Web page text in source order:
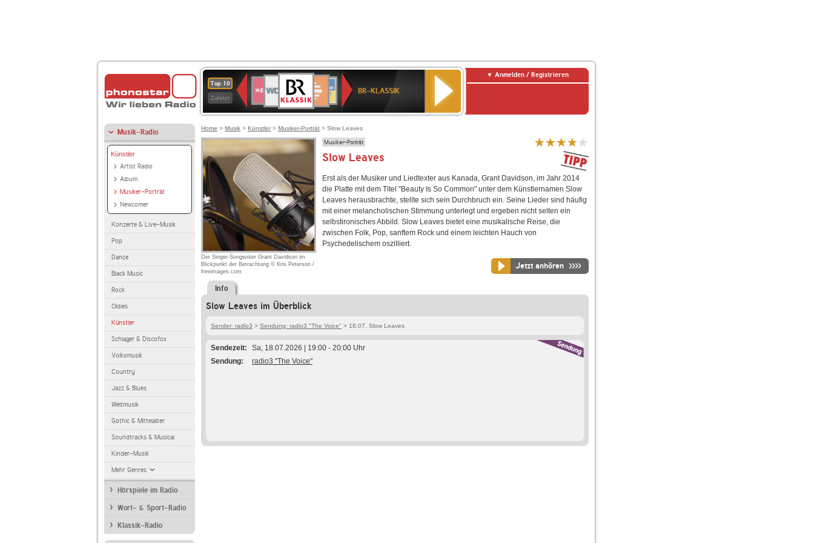
Top 10
Zuletzt
Deutschlandfunk
80er
90er
OLDIE
ANTENNE
4
BR-
KLASSIK
Deutschlandfunk
Kultur
ANTENNE
BAYERN
SWR
Kultur
NDR
2
BR-KLASSIK
Anmelden / Registrieren
Musik-Radio
Künstler
Artist Radio
Album
Musiker-Porträt
Newcomer
Konzerte & Live-Musik
Pop
Dance
Black Music
Rock
Oldies
Künstler
Schlager & Discofox
Volksmusik
Country
Jazz & Blues
Weltmusik
Gothic & Mittelalter
Soundtracks & Musical
Kinder-Musik
Mehr Genres
Hörspiele im Radio
Wort- & Sport-Radio
Klassik-Radio
Home > Musik > Künstler > Musiker-Porträt > Slow Leaves
Der Singer-Songwriter Grant Davidson im
Blickpunkt der Betrachtung © Kris Peterson /
freeimages.com
Musiker-Porträt
Slow Leaves
Erst als der Musiker und Liedtexter aus Kanada, Grant Davidson, im Jahr 2014
die Platte mit dem Titel "Beauty Is So Common" unter dem Künstlernamen Slow
Leaves herausbrachte, stellte sich sein Durchbruch ein. Seine Lieder sind häufig
mit einer melancholischen Stimmung unterlegt und ergeben nicht selten ein
selbstironisches Abbild. Slow Leaves bietet eine musikalische Reise, die
zwischen Folk, Pop, sanftem Rock und einem leichten Hauch von
Psychedelischem oszilliert.
Jetzt anhören
Info
Slow Leaves im Überblick
Sender: radio3 > Sendung: radio3 "The Voice" > 18.07. Slow Leaves
Sendezeit
Sa, 18.07.2026 | 19:00 - 20:00 Uhr
Sendung
radio3 "The Voice"